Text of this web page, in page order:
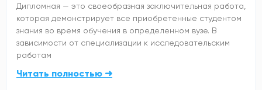
Дипломная — это своеобразная заключительная работа,
которая демонстрирует все приобретенные студентом
знания во время обучения в определенном вузе. В
зависимости от специализации к исследовательским
работам
Читать полностью ➜